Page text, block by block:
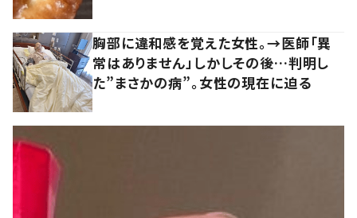
胸部に違和感を覚えた女性。→医師「異
常はありません」しかしその後…判明し
た”まさかの病”。女性の現在に迫る